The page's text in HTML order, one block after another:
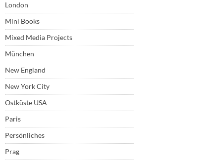
London
Mini Books
Mixed Media Projects
München
New England
New York City
Ostküste USA
Paris
Persönliches
Prag